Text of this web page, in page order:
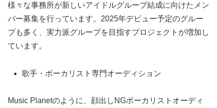
様々な事務所が新しいアイドルグループ結成に向けたメン
バー募集を行っています。2025年デビュー予定のグルー
プも多く、実力派グループを目指すプロジェクトが増加し
ています。
歌手・ボーカリスト専門オーディション
Music Planetのように、顔出しNGボーカリストオーディ